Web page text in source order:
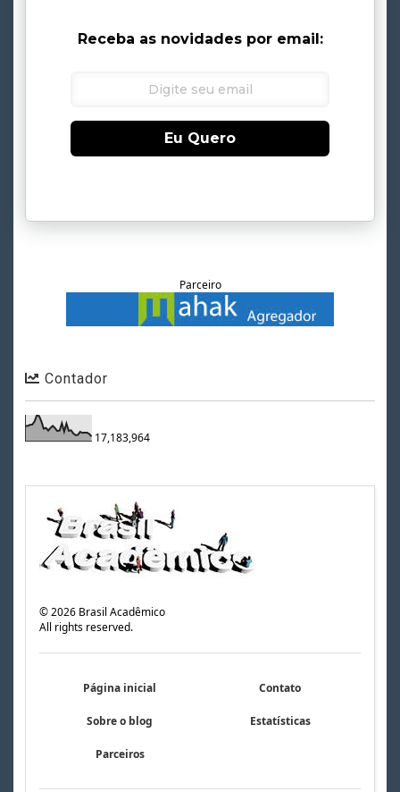
Receba as novidades por email:
Eu Quero
Parceiro
Contador
17,183,964
©2026 Brasil Acadêmico
All rights reserved.
Página inicial Contato
Sobre o blog Estatísticas
Parceiros